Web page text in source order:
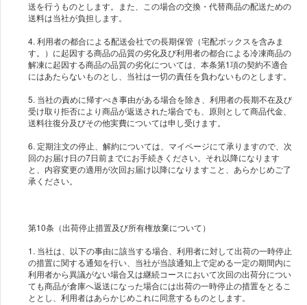
送を行うものとします。また、この場合の交換・代替商品の配送ための
送料は当社が負担します。
4. 利用者の都合による配送会社での長期保管（宅配ボックスを含みま
す。）に起因する商品の品質の劣化及び利用者の都合による冷凍商品の
解凍に起因する商品の品質の劣化については、本条第1項の契約不適合
にはあたらないものとし、当社は一切の責任を負わないものとします。
5. 当社の責めに帰すべき事由がある場合を除き、利用者の長期不在及び
受け取り拒否により商品が返送された場合でも、原則として商品代金、
送料往復分及びその他実費については申し受けます。
6. 定期注文の停止、解約については、マイページにて承りますので、次
回のお届け日の7日前までにお手続きください。それ以降になります
と、内容変更の適用が次回お届け以降になりますこと、あらかじめご了
承ください。
第10条（出荷停止措置及び所有権放棄について）
1. 当社は、以下の事由に該当する場合、利用者に対して出荷の一時停止
の措置に関する通知を行い、当社が当該通知上で定める一定の期間内に
利用者から異議がない場合又は継続コースにおいて次回の出荷分につい
ても商品が倉庫へ返送になった場合には出荷の一時停止の措置をとるこ
ととし、利用者はあらかじめこれに同意するものとします。